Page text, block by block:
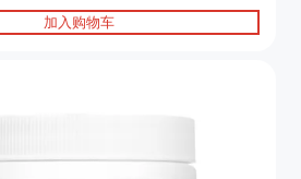
加入购物车